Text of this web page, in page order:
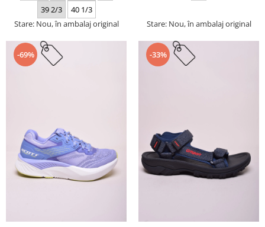
39 2/3
40 1/3
Stare: Nou, în ambalaj original
Stare: Nou, în ambalaj original
-69% -33%